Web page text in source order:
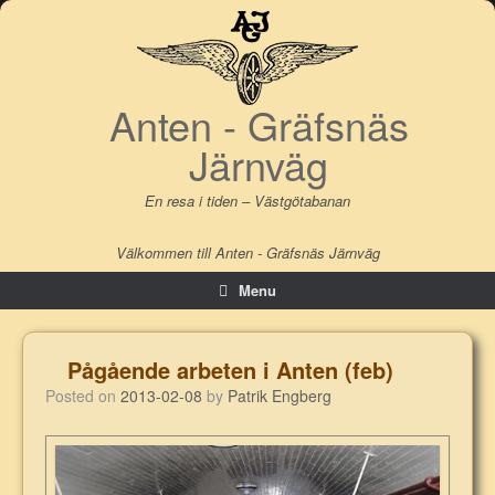
Skip
Anten - Gräfsnäs
Järnväg
En resa i tiden – Västgötabanan
Välkommen till Anten - Gräfsnäs Järnväg
Menu
Pågående arbeten i Anten (feb)
Posted on 2013-02-08 by Patrik Engberg